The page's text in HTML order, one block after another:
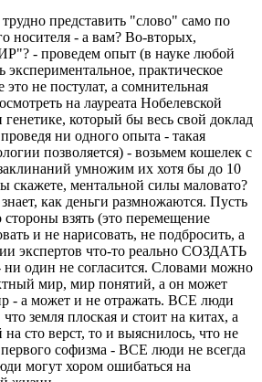
представить "слово" само по
носителя - а вам? Во-вторых,
- проведем опыт (в науке любой
экспериментальное, практическое
не постулат, а сомнительная
на лауреата Нобелевской
который бы весь свой доклад
ни одного опыта - такая
позволяется) - возьмем кошелек с
умножим их хотя бы до 10
скажете, ментальной силы маловато?
как деньги размножаются. Пусть
взять (это перемещение
и не нарисовать, не подбросить, а
экспертов что-то реально СОЗДАТЬ
один не согласится. Словами можно
мир, мир понятий, а он может
- а может и не отражать. ВСЕ люди
земля плоская и стоит на китах, а
сто верст, то и выяснилось, что не
софизма - ВСЕ люди не всегда
могут хором ошибаться на